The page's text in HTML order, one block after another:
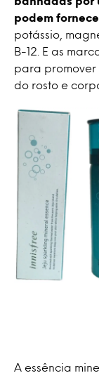
podem
potássio,
B-12. E as
para promover
do rosto e
A essência